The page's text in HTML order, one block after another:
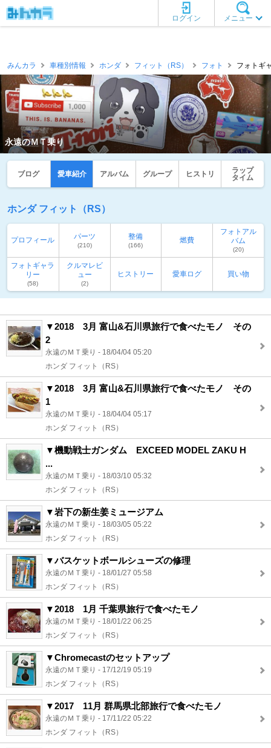
メニュー
ログイン
みんカラ 車種別情報 ホンダ フィット（RS） フォト フォトギ
永遠のＭＴ乗り
ブログ 愛車紹介 アルバム グループ ヒストリ
ラップ
タイム
ホンダ フィット（RS）
プロフィール パーツ
(210)
整備
(166)
燃費
フォトアル
バム
(20)
フォトギャラ
リー
(58)
クルマレビ
ュー
(2)
ヒストリー 愛車ログ 買い物
▼2018 3月 富山&石川県旅行で食べたモノ その
2
永遠のＭＴ乗り - 18/04/04 05:20
ホンダ フィット（RS）
▼2018 3月 富山&石川県旅行で食べたモノ その
1
永遠のＭＴ乗り - 18/04/04 05:17
ホンダ フィット（RS）
▼機動戦士ガンダム EXCEED MODEL ZAKU H
...
永遠のＭＴ乗り - 18/03/10 05:32
ホンダ フィット（RS）
▼岩下の新生姜ミュージアム
永遠のＭＴ乗り - 18/03/05 05:22
ホンダ フィット（RS）
▼バスケットボールシューズの修理
永遠のＭＴ乗り - 18/01/27 05:58
ホンダ フィット（RS）
▼2018 1月 千葉県旅行で食べたモノ
永遠のＭＴ乗り - 18/01/22 06:25
ホンダ フィット（RS）
▼Chromecastのセットアップ
永遠のＭＴ乗り - 17/12/19 05:19
ホンダ フィット（RS）
▼2017 11月 群馬県北部旅行で食べたモノ
永遠のＭＴ乗り - 17/11/22 05:22
ホンダ フィット（RS）